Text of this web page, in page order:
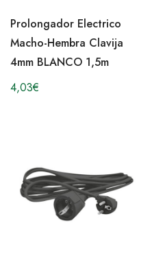
Prolongador Electrico
Macho-Hembra Clavija
4mm BLANCO 1,5m
4,03€